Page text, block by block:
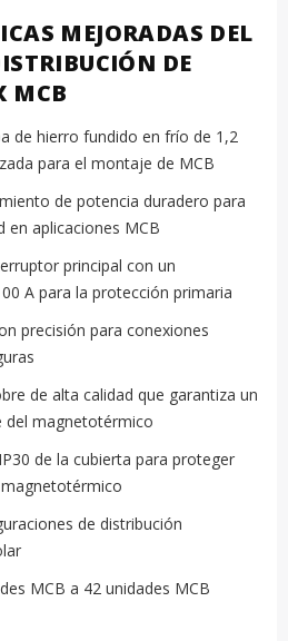
MEJORADAS DEL
DE
MCB
de hierro fundido en frío de 1,2
para el montaje de MCB
de potencia duradero para
en aplicaciones MCB
principal con un
A para la protección primaria
precisión para conexiones
de alta calidad que garantiza un
magnetotérmico
de la cubierta para proteger
de distribución
MCB a 42 unidades MCB